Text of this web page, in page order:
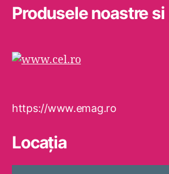
Produsele noastre si
https://www.emag.ro
Locaţia